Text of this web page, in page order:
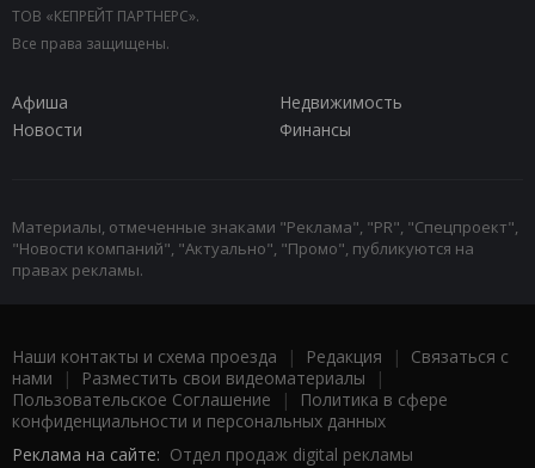
ТОВ «КЕПРЕЙТ ПАРТНЕРС».
Все права защищены.
Афиша
Недвижимость
Новости
Финансы
Материалы, отмеченные знаками "Реклама", "PR", "Спецпроект",
"Новости компаний", "Актуально", "Промо", публикуются на
правах рекламы.
Наши контакты и схема проезда | Редакция | Связаться с
нами | Разместить свои видеоматериалы |
Пользовательское Соглашение |
Политика в сфере
конфиденциальности и персональных данных
Реклама на сайте: Отдел продаж digital рекламы